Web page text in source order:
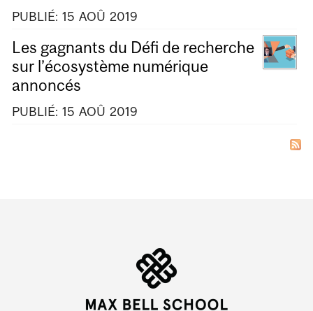
PUBLIÉ: 15 AOÛ 2019
Les gagnants du Défi de recherche
sur l’écosystème numérique
annoncés
PUBLIÉ: 15 AOÛ 2019
Information